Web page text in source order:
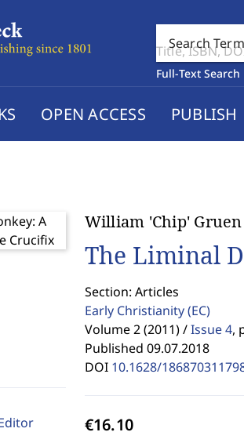
Search Term
Full-Text Search
OPEN ACCESS PUBLISH
William 'Chip' Gruen
The Liminal
Section: Articles
Early Christianity(EC)
Volume 2 (2011) / Issue 4,
Published 09.07.2018
DOI 10.1628/